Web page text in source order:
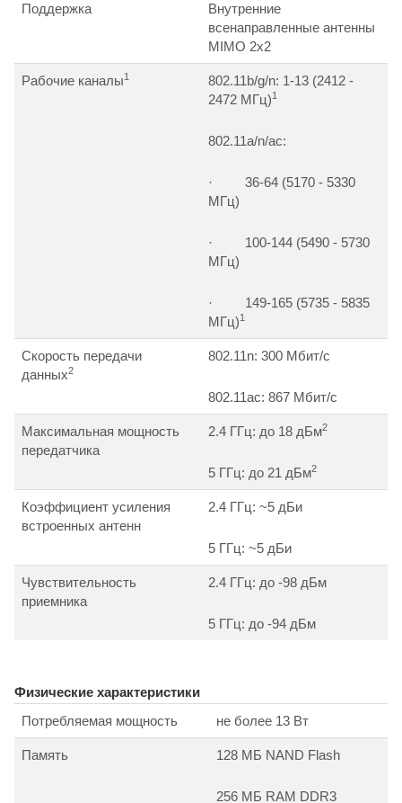
Поддержка
Внутренние
всенаправленные антенны
MIMO 2х2
Рабочие каналы1
802.11b/g/n: 1-13 (2412 -
2472 МГц)1
802.11a/n/ac:
· 36-64 (5170 - 5330
МГц)
· 100-144 (5490 - 5730
МГц)
· 149-165 (5735 - 5835
МГц)1
Скорость передачи
данных2
802.11n: 300 Мбит/c
802.11ac: 867 Мбит/c
Максимальная мощность
передатчика
2.4 ГГц: до 18 дБм2
5 ГГц: до 21 дБм2
Коэффициент усиления
встроенных антенн
2.4 ГГц: ~5 дБи
5 ГГц: ~5 дБи
Чувствительность
приемника
2.4 ГГц: до -98 дБм
5 ГГц: до -94 дБм
Физические характеристики
Потребляемая мощность
не более 13 Вт
Память 128 MБ NAND Flash
256 MБ RAM DDR3